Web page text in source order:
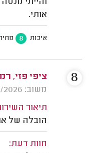
אותי.
איכות 8
ציפי פזי,
משוב: 12/05/2026
תיאור
הובלה של
חוות דעת:
8